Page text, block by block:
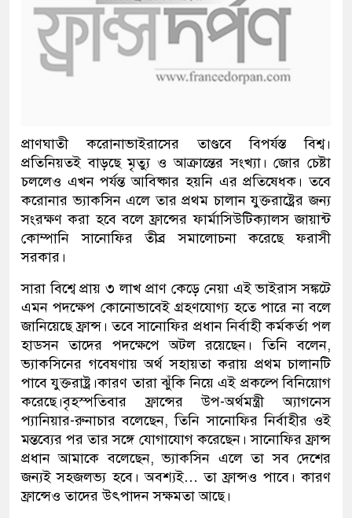
প্রাণঘাতী করোনাভাইরাসের তাণ্ডবে বিপর্যস্ত বিশ্ব।
প্রতিনিয়তই বাড়ছে মৃত্যু ও আক্রান্তের সংখ্যা। জোর চেষ্টা
চললেও এখন পর্যন্ত আবিষ্কার হয়নি এর প্রতিষেধক। তবে
করোনার ভ্যাকসিন এলে তার প্রথম চালান যুক্তরাষ্ট্রের জন্য
সংরক্ষণ করা হবে বলে ফ্রান্সের ফার্মাসিউটিক্যালস জায়ান্ট
কোম্পানি সানোফির তীব্র সমালোচনা করেছে ফরাসী
সরকার।
সারা বিশ্বে প্রায় ৩ লাখ প্রাণ কেড়ে নেয়া এই ভাইরাস সঙ্কটে
এমন পদক্ষেপ কোনোভাবেই গ্রহণযোগ্য হতে পারে না বলে
জানিয়েছে ফ্রান্স। তবে সানোফির প্রধান নির্বাহী কর্মকর্তা পল
হাডসন তাদের পদক্ষেপে অটল রয়েছেন। তিনি বলেন,
ভ্যাকসিনের গবেষণায় অর্থ সহায়তা করায় প্রথম চালানটি
পাবে যুক্তরাষ্ট্র।কারণ তারা ঝুঁকি নিয়ে এই প্রকল্পে বিনিয়োগ
করেছে।বৃহস্পতিবার ফ্রান্সের উপ-অর্থমন্ত্রী অ্যাগনেস
প্যানিয়ার-রুনাচার বলেছেন, তিনি সানোফির নির্বাহীর ওই
মন্তব্যের পর তার সঙ্গে যোগাযোগ করেছেন। সানোফির ফ্রান্স
প্রধান আমাকে বলেছেন, ভ্যাকসিন এলে তা সব দেশের
জন্যই সহজলভ্য হবে। অবশ্যই… তা ফ্রান্সও পাবে। কারণ
ফ্রান্সেও তাদের উৎপাদন সক্ষমতা আছে।